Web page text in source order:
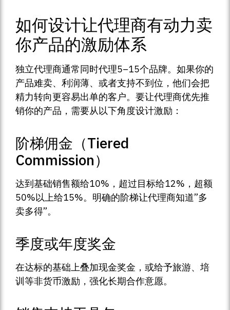
如何设计让代理商有动力卖
你产品的激励体系
独立代理商通常同时代理5–15个品牌。如果你的
产品难卖、利润薄、或者支持不到位，他们会把
精力转向更容易出单的客户。要让代理商优先推
销你的产品，需要从以下角度设计激励：
阶梯佣金（Tiered
Commission）
达到基础销售额给10%，超过目标给12%，超额
50%以上给15%。明确的阶梯让代理商知道”多
卖多得”。
季度或年度奖金
在达标的基础上叠加现金奖金，或给予旅游、培
训等非货币激励，强化长期合作意愿。